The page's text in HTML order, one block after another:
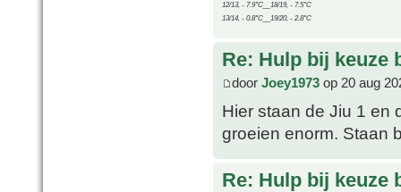
12/13, - 7.9°C__18/19, - 7.5°C
13/14, - 0.8°C__19/20, - 2.8°C
Re: Hulp bij keuze
door Joey1973 op 20 aug
Hier staan de Jiu 1 en
groeien enorm. Staan
Re: Hulp bij keuze